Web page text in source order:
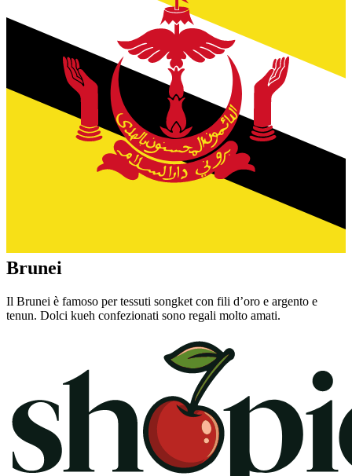
Brunei
Il Brunei è famoso per tessuti songket con fili d’oro e argento e
tenun. Dolci kueh confezionati sono regali molto amati.